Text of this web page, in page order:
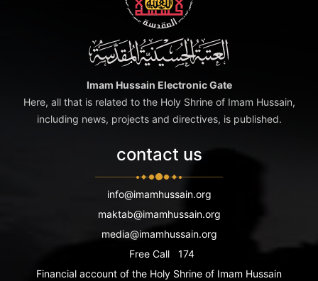
Imam Hussain Electronic Gate
Here, all that is related to the Holy Shrine of Imam Hussain,
including news, projects and directives, is published.
contact us
info@imamhussain.org
maktab@imamhussain.org
media@imamhussain.org
Free Call
174
Financial account of the Holy Shrine of Imam Hussain